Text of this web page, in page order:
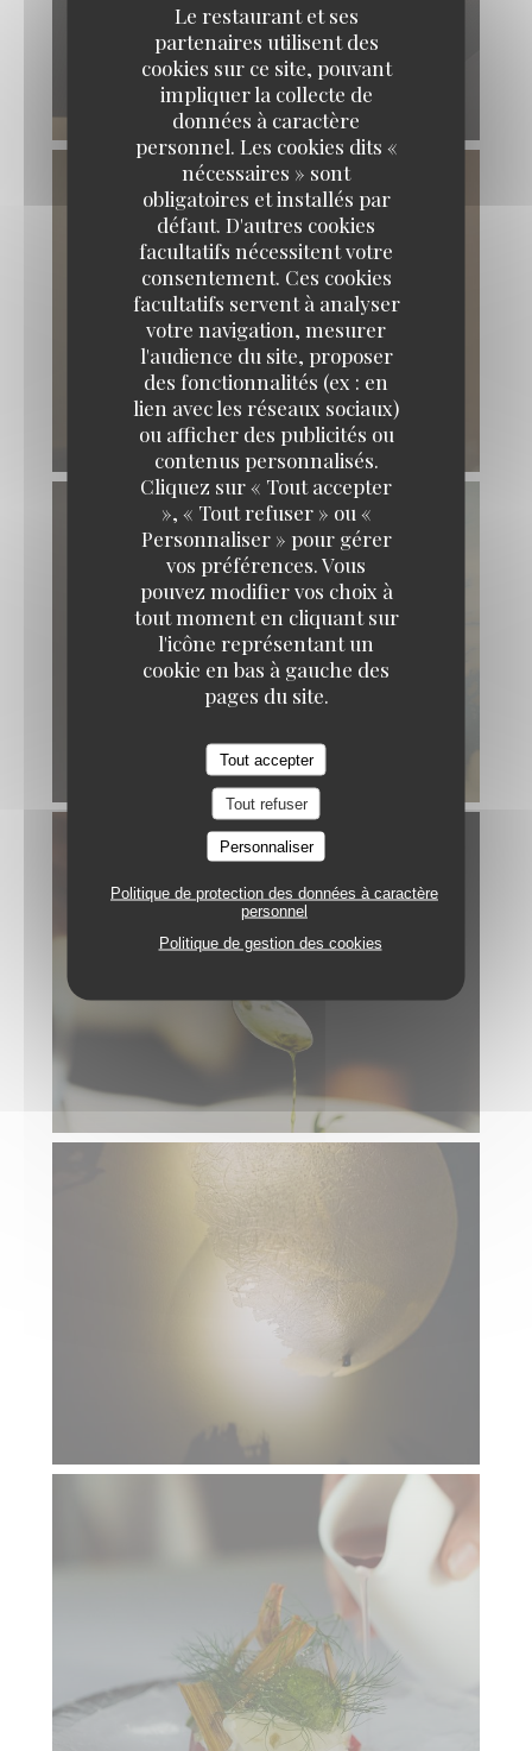
Le restaurant et ses
partenaires utilisent des
cookies sur ce site, pouvant
impliquer la collecte de
données à caractère
personnel. Les cookies dits «
nécessaires » sont
obligatoires et installés par
défaut. D'autres cookies
facultatifs nécessitent votre
consentement. Ces cookies
facultatifs servent à analyser
votre navigation, mesurer
l'audience du site, proposer
des fonctionnalités (ex : en
lien avec les réseaux sociaux)
ou afficher des publicités ou
contenus personnalisés.
Cliquez sur « Tout accepter
», « Tout refuser » ou «
Personnaliser » pour gérer
vos préférences. Vous
pouvez modifier vos choix à
tout moment en cliquant sur
l'icône représentant un
cookie en bas à gauche des
pages du site.
Tout accepter
Tout refuser
Personnaliser
Politique de protection des données à caractère
personnel
Politique de gestion des cookies
Maxime Colin